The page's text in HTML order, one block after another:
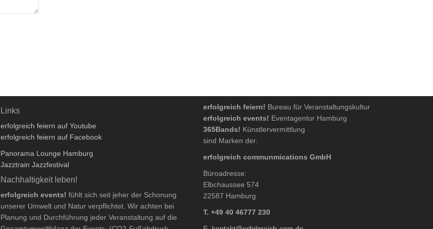
Links
erfolgreich feiern auf Youtube
erfolgreich feiern auf Facebook
Panorama Lounge Hamburg
Jazztrain Jazzfestival
Nachhaltigkeit leben!
erfolgreich events! fühlt sich seit jeher der Schonung
unserer Umwelt und Natur verpflichtet. Wir achten bei
Planung und Durchführung jeder Veranstaltung auf die
erfolgreich feiern! Bureau für Veranstaltungskultur
erfolgreich events! Eventagentur Hamburg
365Bands! Künstlervermittlung
sind Marken der:
erfolgreich communmications GmbH
Büroadresse:
Elbchaussee 574
22587 Hamburg
T. +49 40 46777 230